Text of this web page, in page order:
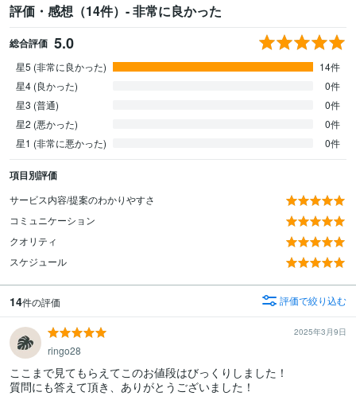
評価・感想（14件）- 非常に良かった
総合評価 5.0
星5 (非常に良かった)
14件
星4 (良かった)
0件
星3 (普通)
0件
星2 (悪かった)
0件
星1 (非常に悪かった)
0件
項目別評価
サービス内容/提案のわかりやすさ
コミュニケーション
クオリティ
スケジュール
14件の評価 評価で絞り込む
2025年3月9日
ringo28
ここまで見てもらえてこのお値段はびっくりしました！
質問にも答えて頂き、ありがとうございました！